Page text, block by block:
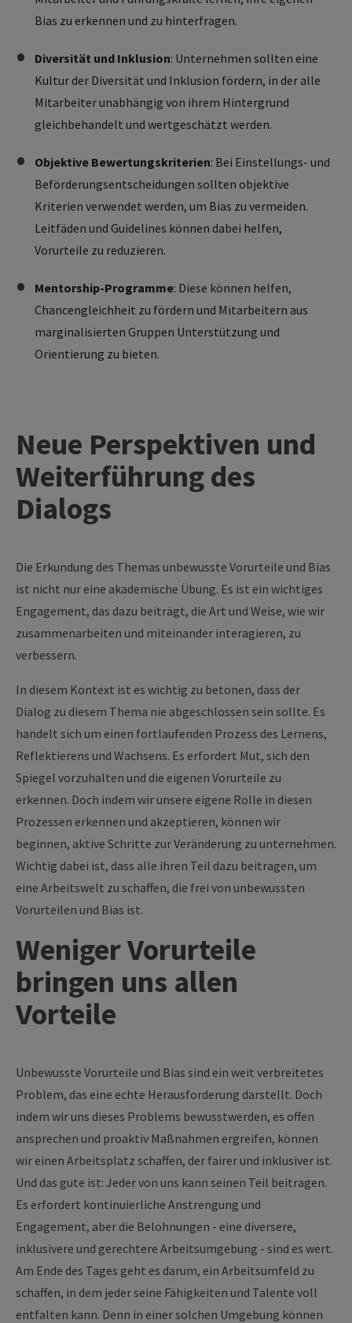
Bias zu erkennen und zu hinterfragen.
Diversität und Inklusion: Unternehmen sollten eine
Kultur der Diversität und Inklusion fördern, in der alle
Mitarbeiter unabhängig von ihrem Hintergrund
gleichbehandelt und wertgeschätzt werden.
Objektive Bewertungskriterien: Bei Einstellungs- und
Beförderungsentscheidungen sollten objektive
Kriterien verwendet werden, um Bias zu vermeiden.
Leitfäden und Guidelines können dabei helfen,
Vorurteile zu reduzieren.
Mentorship-Programme: Diese können helfen,
Chancengleichheit zu fördern und Mitarbeitern aus
marginalisierten Gruppen Unterstützung und
Orientierung zu bieten.
Neue Perspektiven und
Weiterführung des
Dialogs
Die Erkundung des Themas unbewusste Vorurteile und Bias
ist nicht nur eine akademische Übung. Es ist ein wichtiges
Engagement, das dazu beiträgt, die Art und Weise, wie wir
zusammenarbeiten und miteinander interagieren, zu
verbessern.
In diesem Kontext ist es wichtig zu betonen, dass der
Dialog zu diesem Thema nie abgeschlossen sein sollte. Es
handelt sich um einen fortlaufenden Prozess des Lernens,
Reflektierens und Wachsens. Es erfordert Mut, sich den
Spiegel vorzuhalten und die eigenen Vorurteile zu
erkennen. Doch indem wir unsere eigene Rolle in diesen
Prozessen erkennen und akzeptieren, können wir
beginnen, aktive Schritte zur Veränderung zu unternehmen.
Wichtig dabei ist, dass alle ihren Teil dazu beitragen, um
eine Arbeitswelt zu schaffen, die frei von unbewussten
Vorurteilen und Bias ist.
Weniger Vorurteile
bringen uns allen
Vorteile
Unbewusste Vorurteile und Bias sind ein weit verbreitetes
Problem, das eine echte Herausforderung darstellt. Doch
indem wir uns dieses Problems bewusstwerden, es offen
ansprechen und proaktiv Maßnahmen ergreifen, können
wir einen Arbeitsplatz schaffen, der fairer und inklusiver ist.
Und das gute ist: Jeder von uns kann seinen Teil beitragen.
Es erfordert kontinuierliche Anstrengung und
Engagement, aber die Belohnungen - eine diversere,
inklusivere und gerechtere Arbeitsumgebung - sind es wert.
Am Ende des Tages geht es darum, ein Arbeitsumfeld zu
schaffen, in dem jeder seine Fähigkeiten und Talente voll
entfalten kann. Denn in einer solchen Umgebung können